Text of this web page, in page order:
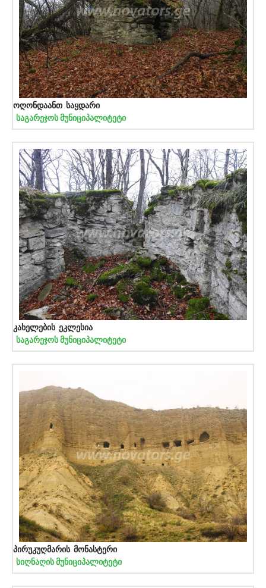
ოღონდაანთ საყდარი
საგარეჯოს მუნიციპალიტეტი
კახელების ეკლესია
საგარეჯოს მუნიციპალიტეტი
პირუკუღმარის მონასტერი
სიღნაღის მუნიციპალიტეტი